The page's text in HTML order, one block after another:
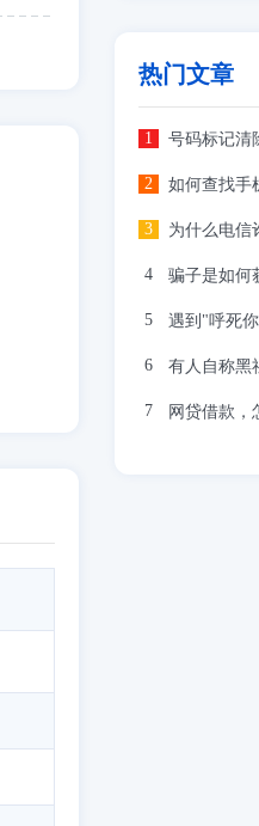
热门文章
号码标记清
如何查找手
为什么电信
骗子是如何
遇到"呼死
有人自称黑
网贷借款，